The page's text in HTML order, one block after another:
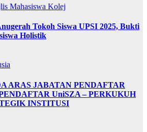
Mahasiswa Kolej
Tokoh Siswa UPSI 2025, Bukti
Holistik
ARAS JABATAN PENDAFTAR
UniSZA – PERKUKUH
INSTITUSI